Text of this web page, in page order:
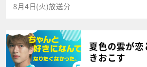
8月4日(火)放送分
夏色の雲が恋
きおこす